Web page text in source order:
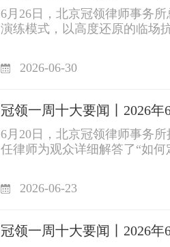
6月26日，北京冠领律师事务
演练模式，以高度还原的临场
2026-06-30
冠领一周十大要闻丨2026年
6月20日，北京冠领律师事务
任律师为观众详细解答了“如何
2026-06-23
冠领一周十大要闻丨2026年